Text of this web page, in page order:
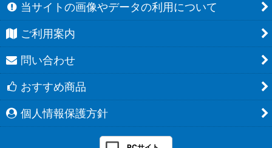
当サイトの画像やデータの利用について
ご利用案内
問い合わせ
おすすめ商品
個人情報保護方針